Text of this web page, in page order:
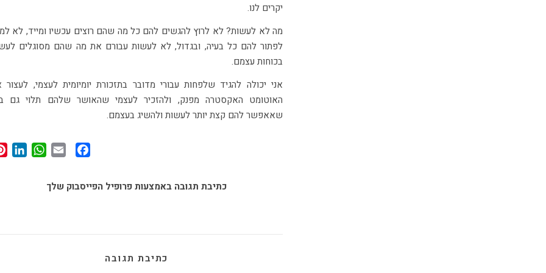
יקרים לנו.
מה לא לעשות? לא לרוץ להגשים להם כל מה שהם רוצים עכשיו ומייד, לא
לפתור להם כל בעיה, ובגדול, לא לעשות עבורם את מה שהם מסוגלים
בכוחות עצמם.
אני יכולה להגיד שלפחות עבורי מדובר בתזכורת יומיומית לעצמי,
האוטומט האקסטרה מפנק, ולהזכיר לעצמי שהאושר שלהם תלוי גם
שאאפשר להם קצת יותר לעשות ולהשיג בעצמם.
Email
כתיבת תגובה באמצעות פרופיל הפייסבוק שלך
כתיבת תגובה